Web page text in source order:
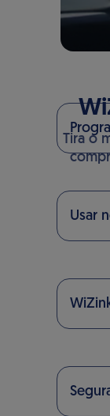
Tira o
Usar